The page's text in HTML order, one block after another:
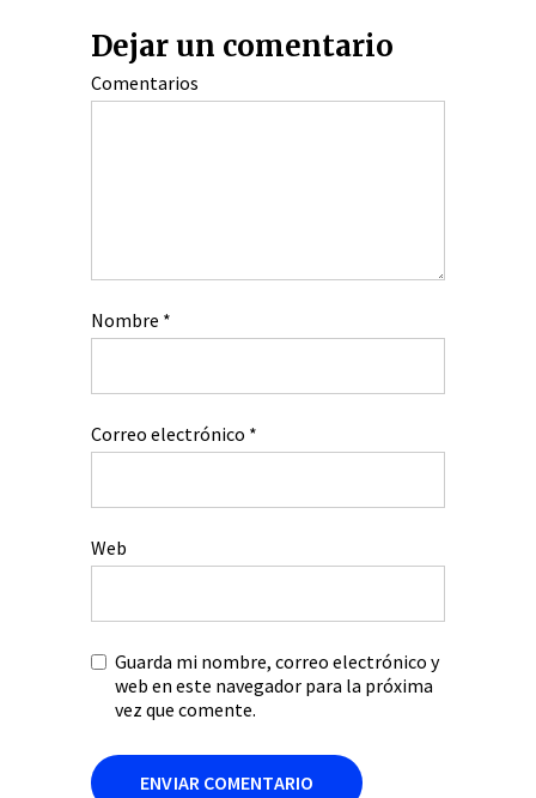
Dejar un comentario
Comentarios
Nombre *
Correo electrónico *
Web
Guarda mi nombre, correo electrónico y
web en este navegador para la próxima
vez que comente.